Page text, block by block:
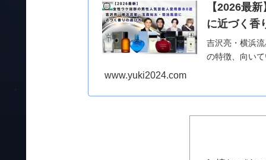
【2026最
に近づく香
吉沢亮・横浜
の特徴、向い
www.yuki2024.com